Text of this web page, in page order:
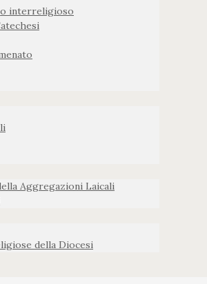
interreligioso
Aggregazioni Laicali
della Diocesi